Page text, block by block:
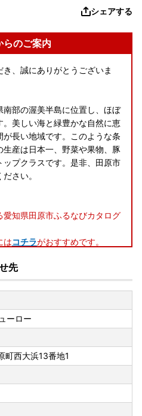
シェアする
らのご案内
、誠にありがとうございま
部の渥美半島に位置し、ほぼ
美しい海と緑豊かな自然に恵
長い地域です。このような条
産は日本一、野菜や果物、豚
プクラスです。是非、田原市
さい。
知県田原市ふるなびカタログ
はコチラがおすすめです。
了した場合は 12 月中に返礼
せていただき、順次発送いた
場合と年明けに発送する場合
ださい。
則 1 月に入ったら順次発送と
先
ーロー
町西大浜13番地1